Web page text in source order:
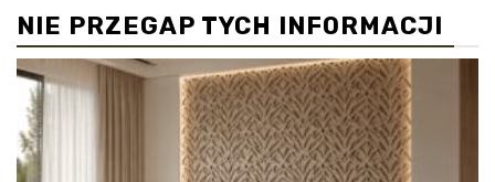
NIE PRZEGAP TYCH INFORMACJI